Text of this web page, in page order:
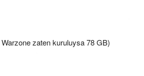
zaten kuruluysa 78 GB)